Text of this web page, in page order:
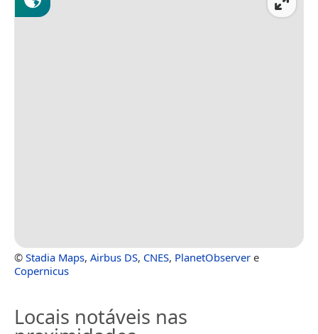
© Stadia Maps, Airbus DS, CNES, PlanetObserver e
Copernicus
Locais notáveis nas